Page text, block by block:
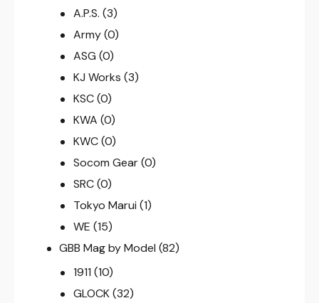
A.P.S. (3)
Army (0)
ASG (0)
KJ Works (3)
KSC (0)
KWA (0)
KWC (0)
Socom Gear (0)
SRC (0)
Tokyo Marui (1)
WE (15)
GBB Mag by Model (82)
1911 (10)
GLOCK (32)